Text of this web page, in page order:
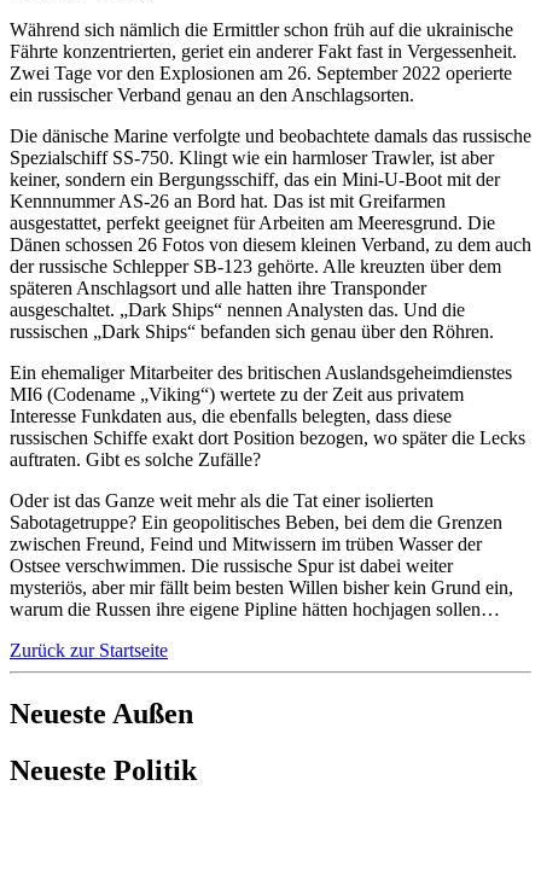
Während sich nämlich die Ermittler schon früh auf die ukrainische
Fährte konzentrierten, geriet ein anderer Fakt fast in Vergessenheit.
Zwei Tage vor den Explosionen am 26. September 2022 operierte
ein russischer Verband genau an den Anschlagsorten.
Die dänische Marine verfolgte und beobachtete damals das russische
Spezialschiff SS-750. Klingt wie ein harmloser Trawler, ist aber
keiner, sondern ein Bergungsschiff, das ein Mini-U-Boot mit der
Kennnummer AS-26 an Bord hat. Das ist mit Greifarmen
ausgestattet, perfekt geeignet für Arbeiten am Meeresgrund. Die
Dänen schossen 26 Fotos von diesem kleinen Verband, zu dem auch
der russische Schlepper SB-123 gehörte. Alle kreuzten über dem
späteren Anschlagsort und alle hatten ihre Transponder
ausgeschaltet. „Dark Ships“ nennen Analysten das. Und die
russischen „Dark Ships“ befanden sich genau über den Röhren.
Ein ehemaliger Mitarbeiter des britischen Auslandsgeheimdienstes
MI6 (Codename „Viking“) wertete zu der Zeit aus privatem
Interesse Funkdaten aus, die ebenfalls belegten, dass diese
russischen Schiffe exakt dort Position bezogen, wo später die Lecks
auftraten. Gibt es solche Zufälle?
Oder ist das Ganze weit mehr als die Tat einer isolierten
Sabotagetruppe? Ein geopolitisches Beben, bei dem die Grenzen
zwischen Freund, Feind und Mitwissern im trüben Wasser der
Ostsee verschwimmen. Die russische Spur ist dabei weiter
mysteriös, aber mir fällt beim besten Willen bisher kein Grund ein,
warum die Russen ihre eigene Pipline hätten hochjagen sollen…
Zurück zur Startseite
Neueste Außen
Neueste Politik